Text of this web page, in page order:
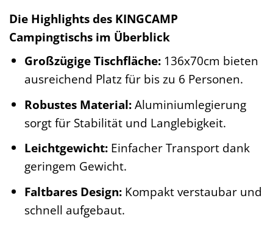
Die Highlights des KINGCAMP
Campingtischs im Überblick
Großzügige Tischfläche:136x70cm bieten
ausreichend Platz für bis zu 6 Personen.
Robustes Material:Aluminiumlegierung
sorgt für Stabilität und Langlebigkeit.
Leichtgewicht:Einfacher Transport dank
geringem Gewicht.
Faltbares Design:Kompakt verstaubar und
schnell aufgebaut.